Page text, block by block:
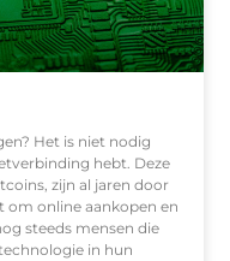
Het is niet nodig
hebt. Deze
zijn al jaren door
om online aankopen en
steeds mensen die
in hun